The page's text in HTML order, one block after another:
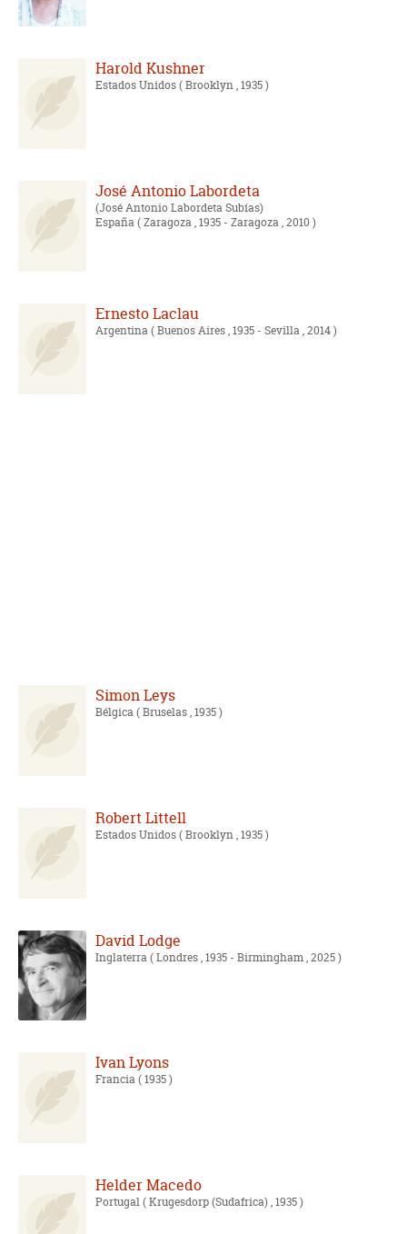
Harold Kushner
Estados Unidos( Brooklyn , 1935 )
José Antonio Labordeta
José Antonio Labordeta Subías
España( Zaragoza , 1935 - Zaragoza , 2010 )
Ernesto Laclau
Argentina( Buenos Aires , 1935 - Sevilla , 2014 )
Simon Leys
Bélgica( Bruselas , 1935 )
Robert Littell
Estados Unidos( Brooklyn , 1935 )
David Lodge
Inglaterra( Londres , 1935 - Birmingham , 2025 )
Ivan Lyons
Francia( 1935 )
Helder Macedo
Portugal( Krugesdorp (Sudafrica) , 1935 )